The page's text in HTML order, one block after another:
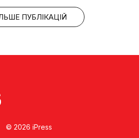
ПУБЛІКАЦІЙ
© 2026 iPress